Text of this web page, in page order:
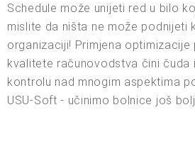
Schedule može unijeti red u bilo
mislite da ništa ne može podnijeti
organizaciji! Primjena
kvalitete računovodstva čini čuda
kontrolu nad mnogim aspektima
USU-Soft - učinimo bolnice još